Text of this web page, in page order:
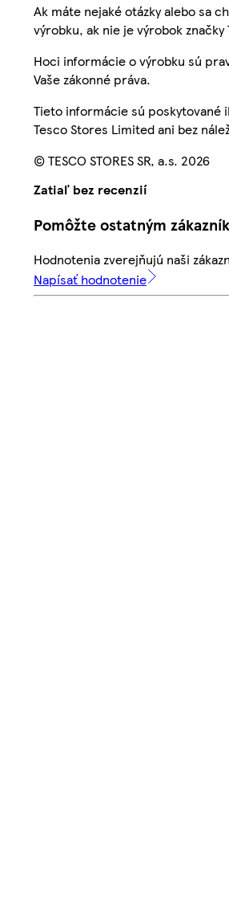
Ak máte nejaké otázky alebo sa
výrobku, ak nie je výrobok značky
Hoci informácie o výrobku sú
Vaše zákonné práva.
Tieto informácie sú poskytované
Tesco Stores Limited ani bez
© TESCO STORES SR, a.s. 2026
Zatiaľ bez recenzií
Pomôžte ostatným
Hodnotenia zverejňujú naši
Napísať hodnotenie